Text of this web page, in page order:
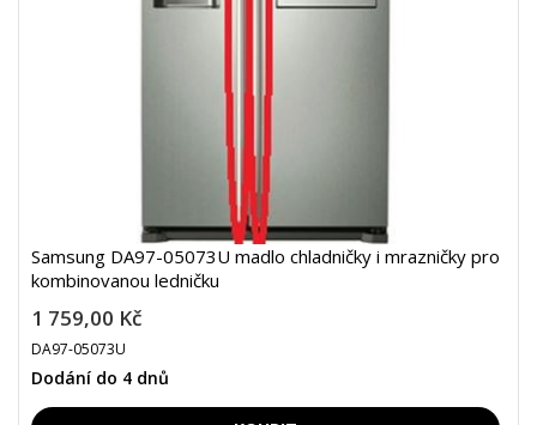
Samsung DA97-05073U madlo chladničky i mrazničky pro
kombinovanou ledničku
1 759,00 Kč
DA97-05073U
Dodání do 4 dnů